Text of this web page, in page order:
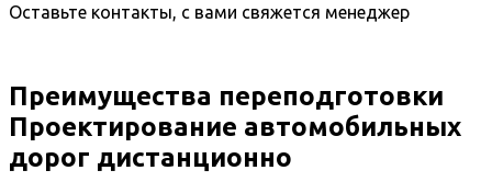
Оставьте контакты, с вами свяжется менеджер
Преимущества переподготовки
Проектирование автомобильных
дорог дистанционно